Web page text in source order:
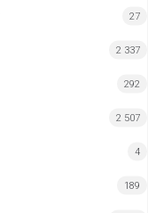
27
2 337
292
2 507
4
189